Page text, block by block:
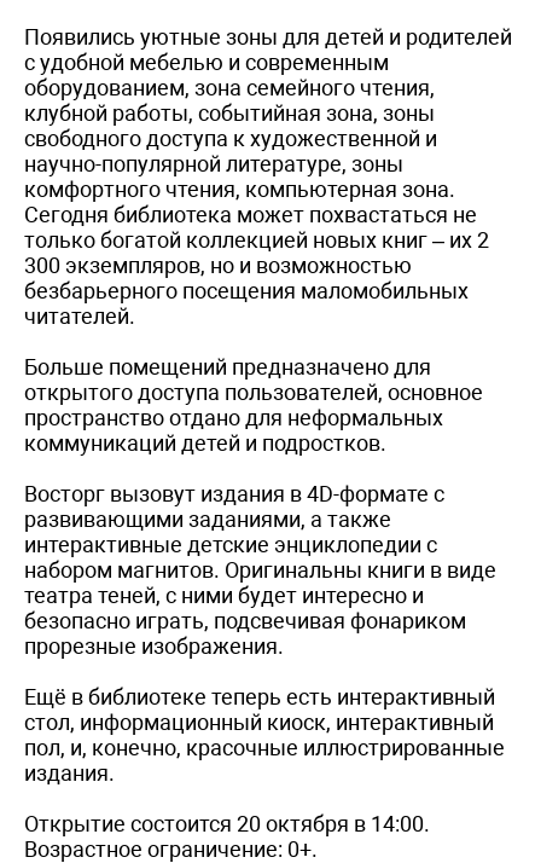
Появились уютные зоны для детей и родителей
с удобной мебелью и современным
оборудованием, зона семейного чтения,
клубной работы, событийная зона, зоны
свободного доступа к художественной и
научно-популярной литературе, зоны
комфортного чтения, компьютерная зона.
Сегодня библиотека может похвастаться не
только богатой коллекцией новых книг – их 2
300 экземпляров, но и возможностью
безбарьерного посещения маломобильных
читателей.
Больше помещений предназначено для
открытого доступа пользователей, основное
пространство отдано для неформальных
коммуникаций детей и подростков.
Восторг вызовут издания в 4D-формате с
развивающими заданиями, а также
интерактивные детские энциклопедии с
набором магнитов. Оригинальны книги в виде
театра теней, с ними будет интересно и
безопасно играть, подсвечивая фонариком
прорезные изображения.
Ещё в библиотеке теперь есть интерактивный
стол, информационный киоск, интерактивный
пол, и, конечно, красочные иллюстрированные
издания.
Открытие состоится 20 октября в 14:00.
Возрастное ограничение: 0+.